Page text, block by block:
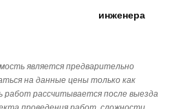
инженера
является предварительно
на данные цены только как
работ рассчитывается после выезда